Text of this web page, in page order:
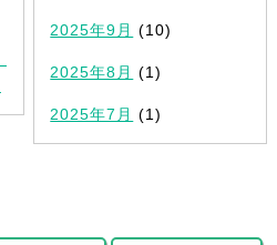
2025年9月 (10)
2025年8月 (1)
2025年7月 (1)